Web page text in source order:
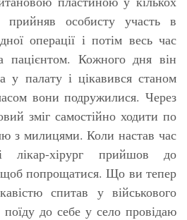
прийняв особисту участь в
операції і потім весь час
пацієнтом. Кожного дня він
у палату і цікавився станом
вони подружилися. Через
зміг самостійно ходити по
з милицями. Коли настав час
лікар-хірург прийшов до
щоб попрощатися. Що ви тепер
спитав у військового
до себе у село провідаю